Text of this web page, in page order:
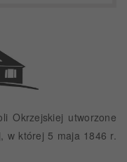
Okrzejskiej utworzone
w której 5 maja 1846 r.